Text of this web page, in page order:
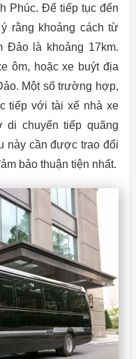
Phúc. Để tiếp tục đến
rằng khoảng cách từ
Đảo là khoảng 17km.
ôm, hoặc xe buýt địa
Một số trường hợp,
tiếp với tài xế nhà xe
chuyển tiếp quãng
này cần được trao đổi
bảo thuận tiện nhất.